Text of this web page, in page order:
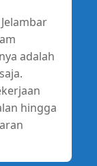
adalah
hingga